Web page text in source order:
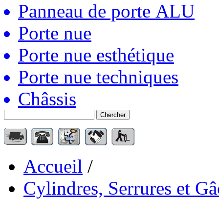
Panneau de porte ALU
Porte nue
Porte nue esthétique
Porte nue techniques
Châssis
Chercher
Accueil /
Cylindres, Serrures et